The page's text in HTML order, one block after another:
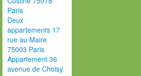
Paris
Deux
appartements 17
rue au Maire
75003 Paris
Appartement 36
avenue de Choisy